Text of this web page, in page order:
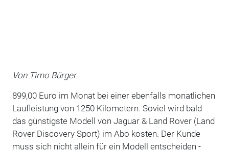
Von Timo Bürger
899,00 Euro im Monat bei einer ebenfalls monatlichen
Laufleistung von 1250 Kilometern. Soviel wird bald
das günstigste Modell von Jaguar & Land Rover (Land
Rover Discovery Sport) im Abo kosten. Der Kunde
muss sich nicht allein für ein Modell entscheiden -